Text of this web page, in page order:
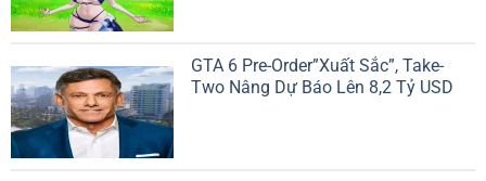
GTA 6 Pre-Order”Xuất Sắc”, Take-
Two Nâng Dự Báo Lên 8,2 Tỷ USD